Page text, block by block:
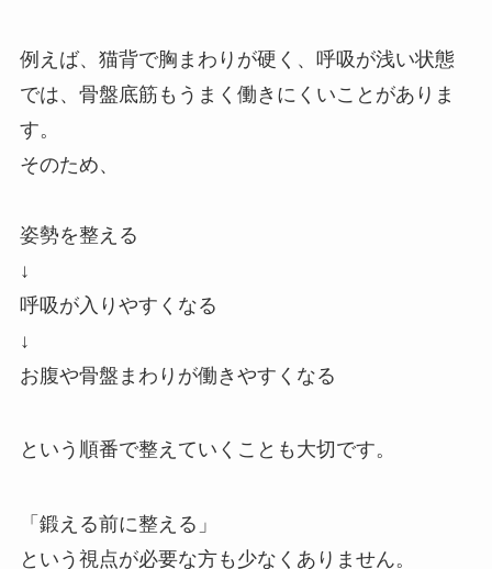
例えば、猫背で胸まわりが硬く、呼吸が浅い状態
では、骨盤底筋もうまく働きにくいことがありま
す。
そのため、
姿勢を整える
↓
呼吸が入りやすくなる
↓
お腹や骨盤まわりが働きやすくなる
という順番で整えていくことも大切です。
「鍛える前に整える」
という視点が必要な方も少なくありません。